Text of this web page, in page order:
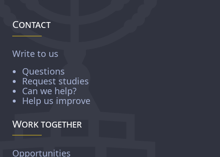
Contact
Write to us
Questions
Request studies
Can we help?
Help us improve
Work together
Opportunities